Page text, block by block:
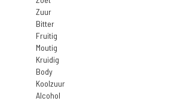
Zuur
Bitter
Fruitig
Moutig
Kruidig
Body
Koolzuur
Alcohol